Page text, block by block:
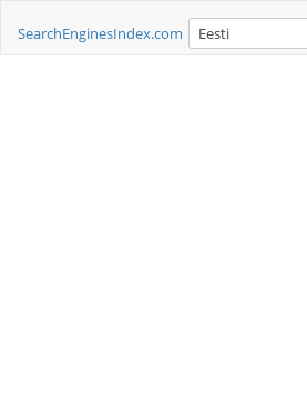
SearchEnginesIndex.com Eesti